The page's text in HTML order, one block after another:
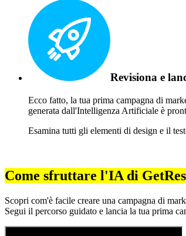
Revisiona e
Ecco fatto, la tua prima campagna di
generata dall'Intelligenza Artificiale è
Esamina tutti gli elementi di design e il
Come sfruttare l'IA di
Scopri com'è facile creare una campagna di
Segui il percorso guidato e lancia la tua prima